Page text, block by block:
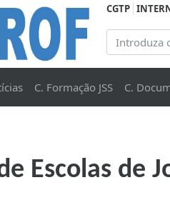
CGTP
C. Formação JSS C.
Escolas de